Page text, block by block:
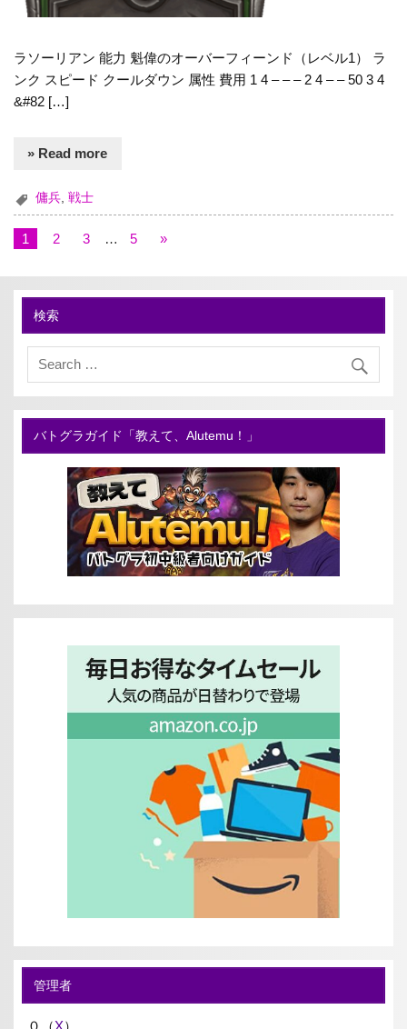
ラソーリアン 能力 魁偉のオーバーフィーンド（レベル1） ラ
ンク スピード クールダウン 属性 費用 1 4 – – – 2 4 – – 50 3 4
&#82 […]
» Read more
傭兵,戦士
1 2 3 … 5 »
検索
バトグラガイド「教えて、Alutemu！」
管理者
０（X）